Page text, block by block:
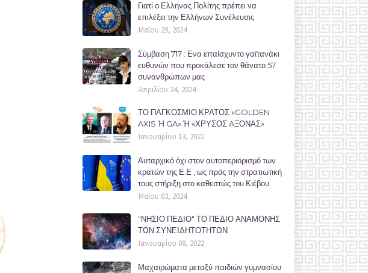
Γιατί ο Ελληνας Πολίτης πρέπει να
επιλέξει την Ελλήνων Συνέλευσις
Μαΐου 29, 2024
Σύμβαση 717 : Ενα επαίσχυντο γαϊτανάκι
ευθυνών που προκάλεσε τον θάνατο 57
συνανθρώπων μας
Απριλίου 24, 2024
ΤΟ ΠΑΓΚΟΣΜΙΟ ΚΡΑΤΟΣ «GOLDEN
AXIS Ή GA» Ή «ΧΡΥΣΟΣ AΞΟΝΑΣ»
Ιανουαρίου 13, 2022
Αυταρχικό όχι στον αυτοπεριορισμό των
κρατών της Ε.Ε , ως πρός την στρατιωτική
τους στήριξη στο καθεστώς του Κιέβου
Μαΐου 03, 2024
"ΝΗΣΙΟ ΠΕΔΙΟ" ΤΟ ΠΕΔΙΟ ΑΝΑΜΟΝΗΣ
ΤΩΝ ΣΥΝΕΙΔΗΤΟΤΗΤΩΝ
Ιανουαρίου 08, 2022
Μαχαιρώματα μεταξύ παιδιών γυμνασίου